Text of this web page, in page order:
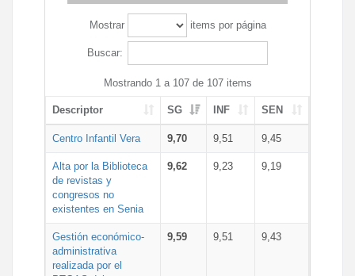
Mostrar items por página
Buscar:
Mostrando 1 a 107 de 107 items
Descriptor SG INF SEN
Centro Infantil Vera 9,70 9,51 9,45
Alta por la Biblioteca
de revistas y
congresos no
existentes en Senia
9,62 9,23 9,19
Gestión económico-
administrativa
realizada por el
9,59 9,51 9,43